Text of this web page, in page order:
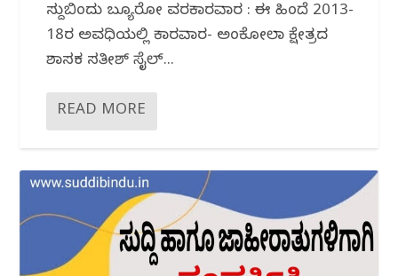
ಸುದ್ದಿಬಿಂದು ಬ್ಯೂರೋ ವರದಿಕಾರವಾರ : ಈ ಹಿಂದೆ 2013-
18ರ ಅವಧಿಯಲ್ಲಿ ಕಾರವಾರ- ಅಂಕೋಲಾ ಕ್ಷೇತ್ರದ
ಶಾಸಕ ಸತೀಶ್ ಸೈಲ್...
READ MORE